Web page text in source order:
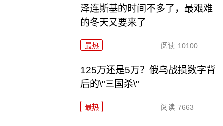
泽连斯基的时间不多了，最艰难
的冬天又要来了
最热 阅读 10100
125万还是5万？俄乌战损数字背
后的\"三国杀\"
最热 阅读 7663